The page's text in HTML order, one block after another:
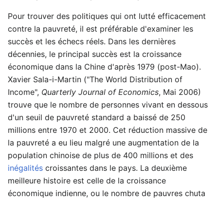
Pour trouver des politiques qui ont lutté efficacement
contre la pauvreté, il est préférable d'examiner les
succès et les échecs réels. Dans les dernières
décennies, le principal succès est la croissance
économique dans la Chine d'après 1979 (post-Mao).
Xavier Sala-i-Martin ("The World Distribution of
Income", Quarterly Journal of Economics, Mai 2006)
trouve que le nombre de personnes vivant en dessous
d'un seuil de pauvreté standard a baissé de 250
millions entre 1970 et 2000. Cet réduction massive de
la pauvreté a eu lieu malgré une augmentation de la
population chinoise de plus de 400 millions et des
inégalités croissantes dans le pays. La deuxième
meilleure histoire est celle de la croissance
économique indienne, ou le nombre de pauvres chuta